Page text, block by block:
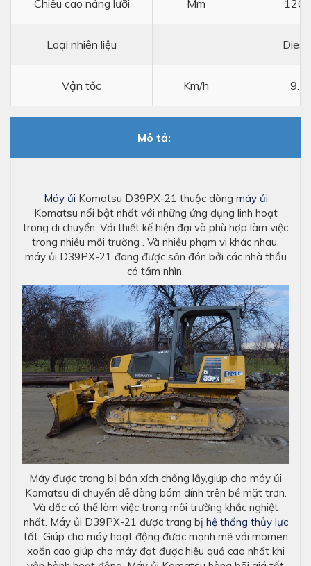
Chiều cao nâng lưỡi Mm 1200
Loại nhiên liệu
Vận tốc Km/h 9.1
Mô tả:
Máy ủi Komatsu D39PX-21 thuộc dòng máy ủi
Komatsu nổi bật nhất với những ứng dụng linh hoạt
trong di chuyển. Với thiết kế hiện đại và phù hợp làm việc
trong nhiều môi trường . Và nhiều phạm vi khác nhau,
máy ủi D39PX-21 đang được săn đón bởi các nhà thầu
có tầm nhìn.
Máy được trang bị bản xích chống lầy,giúp cho máy ủi
Komatsu di chuyển dễ dàng bám dính trên bề mặt trơn.
Và dốc có thể làm việc trong môi trường khắc nghiệt
nhất. Máy ủi D39PX-21 được trang bị hệ thống thủy lực
tốt. Giúp cho máy hoạt động được mạnh mẽ với momen
xoắn cao giúp cho máy đạt được hiệu quả cao nhất khi